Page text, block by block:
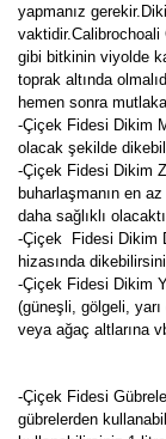
yapmanız
vaktidir.Calibrochoali
gibi bitkinin viyolde
toprak altında
hemen sonra
-Çiçek Fidesi Dikim
olacak şekilde
-Çiçek Fidesi Dikim
buharlaşmanın en
daha sağlıklı
-Çiçek Fidesi Dikim
hizasında
-Çiçek Fidesi Dikim
(güneşli, gölgeli,
veya ağaç altlarına
-Çiçek Fidesi
gübrelerden